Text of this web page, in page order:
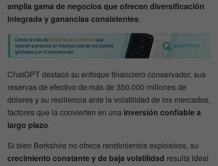
amplia gama de negocios que ofrecen diversificación
integrada y ganancias consistentes.
ChatGPT destacó su enfoque financiero conservador, sus
reservas de efectivo de más de 350.000 millones de
dólares y su resiliencia ante la volatilidad de los mercados,
factores que la convierten en una inversión confiable a
largo plazo.
Si bien Berkshire no ofrece rendimientos explosivos, su
crecimiento constante y de baja volatilidad resulta ideal